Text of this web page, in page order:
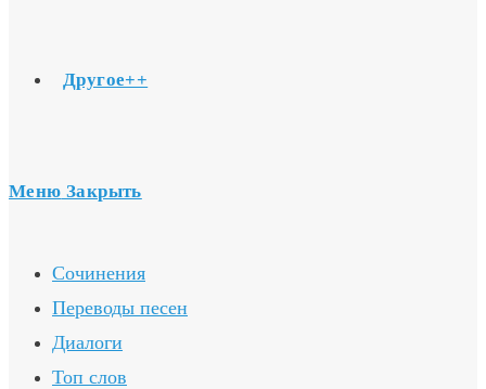
Другое++
Меню Закрыть
Сочинения
Переводы песен
Диалоги
Топ слов